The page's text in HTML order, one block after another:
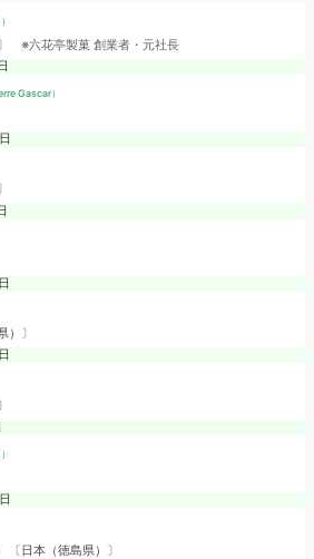
※六花亭製菓 創業者・元社長
Gascar）
）〕
〔日本（徳島県）〕